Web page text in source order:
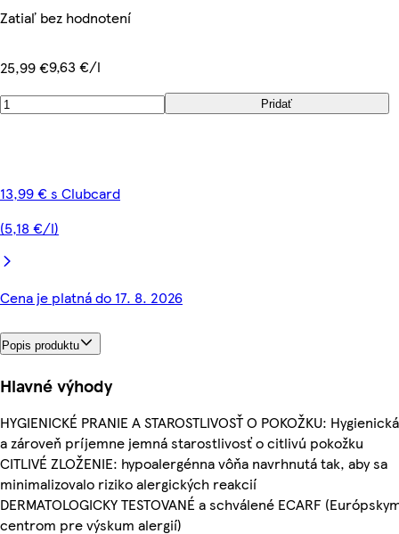
Zatiaľ bez hodnotení
25,99 €9,63 €/l
Pridať
13,99 € s Clubcard
(5,18 €/l)
Cena je platná do 17. 8. 2026
Popis produktu
Hlavné výhody
HYGIENICKÉ PRANIE A STAROSTLIVOSŤ O POKOŽKU:
a zároveň príjemne jemná starostlivosť o citlivú pokožku
CITLIVÉ ZLOŽENIE: hypoalergénna vôňa navrhnutá tak, aby sa
minimalizovalo riziko alergických reakcií
DERMATOLOGICKY TESTOVANÉ a schválené ECARF
centrom pre výskum alergií)